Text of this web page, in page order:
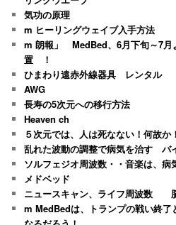
気功の原理
m ヒーリングウェイブ入手方法
m 朗報」 MedBed、6月下旬～7
置 ！
ひまわり遠赤外線器具 レンタル
AWG
長寿の5次元への移行方法
Heaven ch
５次元では、人は死なない！何故か！
乱れた波動の調整で病気を治す バ
ソルフェジオ周波数・・音楽は、病
メドベッド
ニュースキャン、ライフ周波数
m MedBedは、トランプの戦い終了